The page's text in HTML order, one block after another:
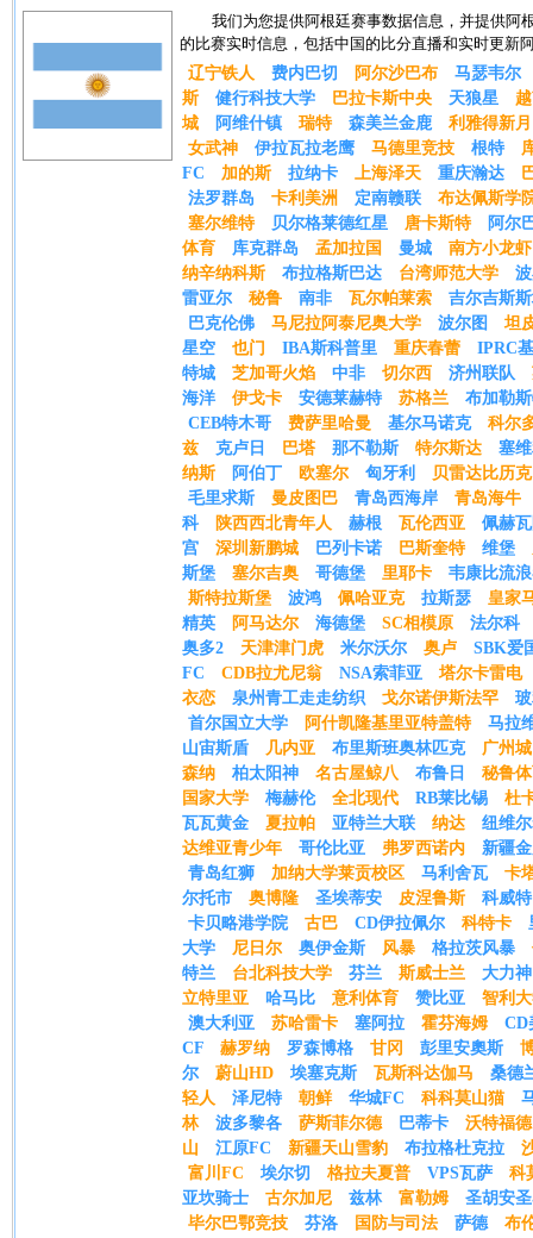
我们为您提供阿根廷赛事数据信息，并提供阿
的比赛实时信息，包括中国的比分直播和实时更新
辽宁铁人
费内巴切 阿尔沙巴布
马瑟韦尔
斯
健行科技大学 巴拉卡斯中央 天狼星
城
阿维什镇 瑞特 森美兰金鹿
利雅得新月
女武神
伊拉瓦拉老鹰 马德里竞技 根特
FC
加的斯 拉纳卡 上海泽天 重庆瀚达
法罗群岛
卡利美洲 定南赣联
布达佩斯学
塞尔维特
贝尔格莱德红星 唐卡斯特
阿尔
体育
库克群岛 孟加拉国 曼城
南方小龙虾
纳辛纳科斯
布拉格斯巴达 台湾师范大学
雷亚尔
秘鲁 南非 瓦尔帕莱索
吉尔吉斯
巴克伦佛
马尼拉阿泰尼奥大学 波尔图
坦
星空
也门 IBA斯科普里 重庆春蕾
IPRC
特城
芝加哥火焰 中非 切尔西 济州联队
海洋
伊戈卡 安德莱赫特 苏格兰
布加勒
CEB特木哥
费萨里哈曼 基尔马诺克
科尔
兹
克卢日 巴塔 那不勒斯 特尔斯达
塞
纳斯
阿伯丁 欧塞尔 匈牙利
贝雷达比历克
毛里求斯
曼皮图巴 青岛西海岸
青岛海牛
科
陕西西北青年人 赫根 瓦伦西亚
佩赫
宫
深圳新鹏城 巴列卡诺 巴斯奎特 维堡
斯堡
塞尔吉奥 哥德堡 里耶卡
韦康比流
斯特拉斯堡
波鸿 佩哈亚克 拉斯瑟
皇家
精英
阿马达尔 海德堡 SC相模原
法尔科
奥多2
天津津门虎 米尔沃尔 奥卢
SBK爱
FC
CDB拉尤尼翁 NSA索菲亚
塔尔卡雷电
衣恋
泉州青工走走纺织 戈尔诺伊斯法罕
首尔国立大学
阿什凯隆基里亚特盖特
马拉
山宙斯盾
几内亚 布里斯班奥林匹克
广州城
森纳
柏太阳神 名古屋鲸八 布鲁日
秘鲁
国家大学
梅赫伦 全北现代 RB莱比锡
杜
瓦瓦黄金
夏拉帕 亚特兰大联 纳达
纽维
达维亚青少年
哥伦比亚 弗罗西诺内
新疆
青岛红狮
加纳大学莱贡校区 马利舍瓦
卡
尔托市
奥博隆 圣埃蒂安 皮涅鲁斯
科威特
卡贝略港学院
古巴 CD伊拉佩尔 科特卡
大学
尼日尔 奥伊金斯 风暴 格拉茨风暴
特兰
台北科技大学 芬兰 斯威士兰
大力神
立特里亚
哈马比 意利体育 赞比亚
智利
澳大利亚
苏哈雷卡 塞阿拉 霍芬海姆
CD
CF
赫罗纳 罗森博格 甘冈 彭里安奧斯
尔
蔚山HD 埃塞克斯 瓦斯科达伽马
桑德
轻人
泽尼特 朝鲜 华城FC 科科莫山猫
林
波多黎各 萨斯菲尔德 巴蒂卡
沃特福德
山
江原FC 新疆天山雪豹 布拉格杜克拉
富川FC
埃尔切 格拉夫夏普 VPS瓦萨
科
亚坎骑士
古尔加尼 兹林 富勒姆
圣胡安
毕尔巴鄂竞技
芬洛 国防与司法 萨德
布